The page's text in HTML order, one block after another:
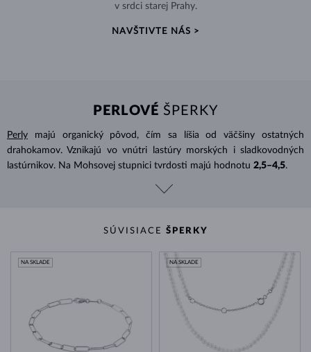
v srdci starej Prahy.
NAVŠTIVTE NÁS >
PERLOVÉ ŠPERKY
Perly
majú organický pôvod, čím sa líšia od väčšiny ostatných
drahokamov. Vznikajú vo vnútri lastúry morských i sladkovodných
lastúrnikov. Na Mohsovej stupnici tvrdosti majú hodnotu 2,5–4,5.
SÚVISIACE ŠPERKY
NA SKLADE NA SKLADE